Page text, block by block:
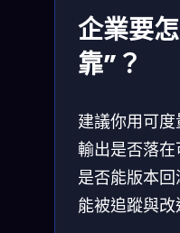
企業要
靠”？
建議你用可
輸出是否落
是否能版本
能被追蹤與改